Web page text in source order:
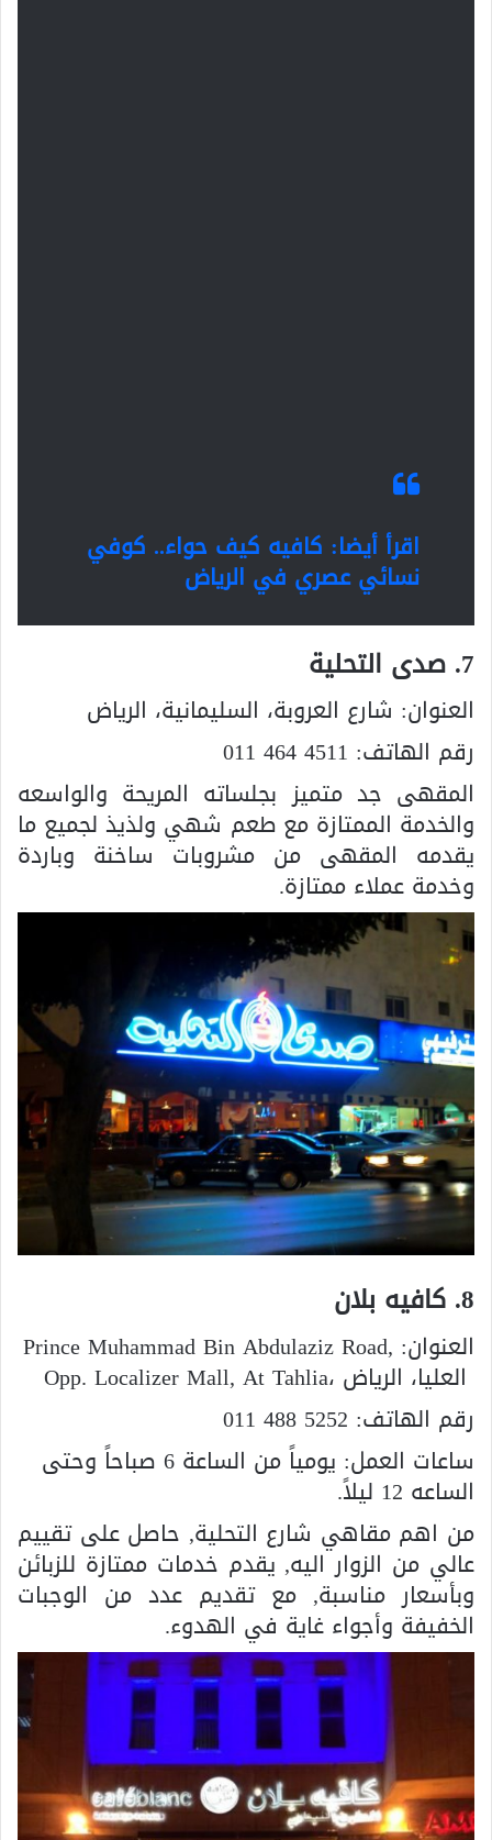
اقرأ أيضا: كافيه كيف حواء.. كوفي
نسائي عصري في الرياض
7. صدى التحلية
العنوان: شارع العروبة، السليمانية، الرياض
رقم الهاتف: 011 464 4511
المقهى جد متميز بجلساته المريحة والواسعه
والخدمة الممتازة مع طعم شهي ولذيذ لجميع ما
يقدمه المقهى من مشروبات ساخنة وباردة
وخدمة عملاء ممتازة.
8. كافيه بلان
العنوان: Prince Muhammad Bin Abdulaziz Road,
رقم الهاتف: 011 488 5252
ساعات العمل: يومياً من الساعة 6 صباحاً وحتى
الساعه 12 ليلاً.
من اهم مقاهي شارع التحلية, حاصل على تقييم
عالي من الزوار اليه, يقدم خدمات ممتازة للزبائن
وبأسعار مناسبة, مع تقديم عدد من الوجبات
الخفيفة وأجواء غاية في الهدوء.